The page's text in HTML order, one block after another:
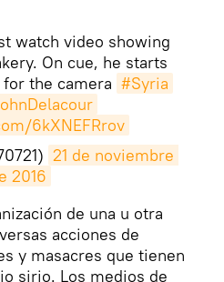
watch video showing
On cue, he starts
the camera #Syria
6kXNEFRrov
21 de noviembre
2016
de una u otra
acciones de
y masacres que tienen
sirio. Los medios de